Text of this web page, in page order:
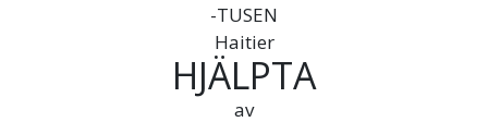
-TUSEN
Haitier
HJÄLPTA
av